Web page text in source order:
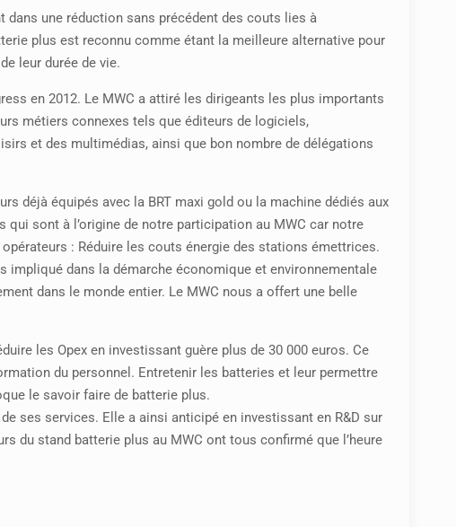
dans une réduction sans précédent des couts lies à
plus est reconnu comme étant la meilleure alternative pour
leur durée de vie.
en 2012. Le MWC a attiré les dirigeants les plus importants
métiers connexes tels que éditeurs de logiciels,
et des multimédias, ainsi que bon nombre de délégations
déjà équipés avec la BRT maxi gold ou la machine dédiés aux
qui sont à l’origine de notre participation au MWC car notre
: Réduire les couts énergie des stations émettrices.
impliqué dans la démarche économique et environnementale
dans le monde entier. Le MWC nous a offert une belle
les Opex en investissant guère plus de 30 000 euros. Ce
du personnel. Entretenir les batteries et leur permettre
le savoir faire de batterie plus.
ses services. Elle a ainsi anticipé en investissant en R&D sur
du stand batterie plus au MWC ont tous confirmé que l’heure